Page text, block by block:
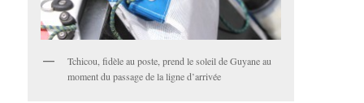
Tchicou, fidèle au poste, prend le soleil de Guyane au
moment du passage de la ligne d’arrivée